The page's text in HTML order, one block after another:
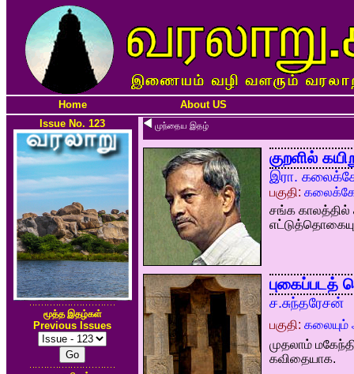
Home
About US
Issue No. 123
மூத்த இதழ்கள்
Previous Issues
முந்தைய இதழ்
குறளில்
இரா.
பகுதி:
சங்க காலத்தில்
புகைப்படத்
ச.சுந்தரேசன்
பகுதி: கலையும்
முதலாம்
கவிதையாக.